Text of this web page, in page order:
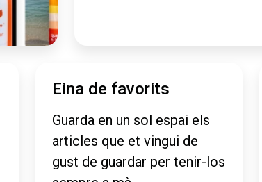
Eina de favorits
Guarda en un sol espai els
articles que et vingui de
gust de guardar per tenir-los